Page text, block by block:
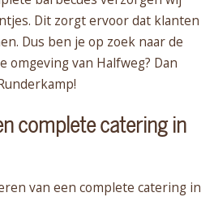
Dit zorgt ervoor dat klanten
Dus ben je op zoek naar de
omgeving van Halfweg? Dan
complete catering in
van een complete catering in